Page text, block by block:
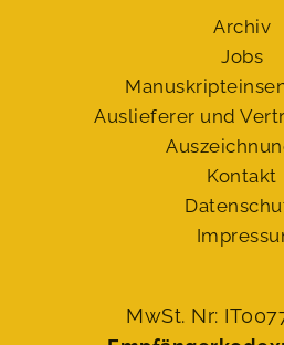
Archiv
Jobs
Auslieferer und
Kontakt
MwSt. Nr: